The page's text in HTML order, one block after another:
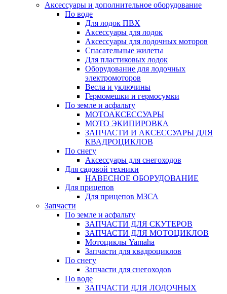
Аксессуары и дополнительное оборудование
По воде
Для лодок ПВХ
Аксессуары для лодок
Аксессуары для лодочных моторов
Спасательные жилеты
Для пластиковых лодок
Оборудование для лодочных
электромоторов
Весла и уключины
Гермомешки и гермосумки
По земле и асфальту
МОТОАКСЕССУАРЫ
МОТО ЭКИПИРОВКА
ЗАПЧАСТИ И АКСЕССУАРЫ ДЛЯ
КВАДРОЦИКЛОВ
По снегу
Аксессуары для снегоходов
Для садовой техники
НАВЕСНОЕ ОБОРУДОВАНИЕ
Для прицепов
Для прицепов МЗСА
Запчасти
По земле и асфальту
ЗАПЧАСТИ ДЛЯ СКУТЕРОВ
ЗАПЧАСТИ ДЛЯ МОТОЦИКЛОВ
Мотоциклы Yamaha
Запчасти для квадроциклов
По снегу
Запчасти для снегоходов
По воде
ЗАПЧАСТИ ДЛЯ ЛОДОЧНЫХ